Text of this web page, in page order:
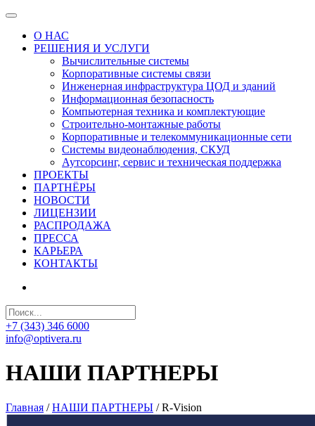
О НАС
РЕШЕНИЯ И УСЛУГИ
Вычислительные системы
Корпоративные системы связи
Инженерная инфраструктура ЦОД и зданий
Информационная безопасность
Компьютерная техника и комплектующие
Строительно-монтажные работы
Корпоративные и телекоммуникационные сети
Системы видеонаблюдения, СКУД
Аутсорсинг, сервис и техническая поддержка
ПРОЕКТЫ
ПАРТНЁРЫ
НОВОСТИ
ЛИЦЕНЗИИ
РАСПРОДАЖА
ПРЕССА
КАРЬЕРА
КОНТАКТЫ
+7 (343) 346 6000
info@optivera.ru
НАШИ ПАРТНЕРЫ
Главная / НАШИ ПАРТНЕРЫ / R‑Vision